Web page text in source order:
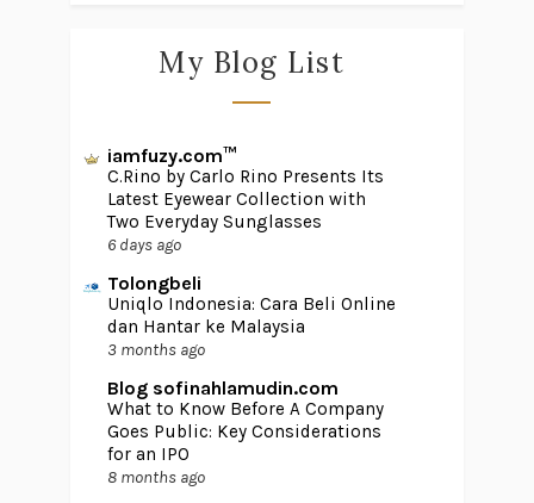
My Blog List
iamfuzy.com™
C.Rino by Carlo Rino Presents Its
Latest Eyewear Collection with
Two Everyday Sunglasses
6 days ago
Tolongbeli
Uniqlo Indonesia: Cara Beli Online
dan Hantar ke Malaysia
3 months ago
Blog sofinahlamudin.com
What to Know Before A Company
Goes Public: Key Considerations
for an IPO
8 months ago